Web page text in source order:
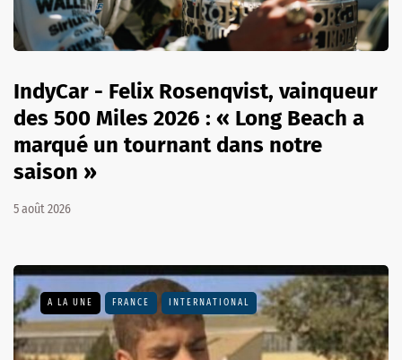
IndyCar - Felix Rosenqvist, vainqueur
des 500 Miles 2026 : « Long Beach a
marqué un tournant dans notre
saison »
5 août 2026
A LA UNE FRANCE INTERNATIONAL